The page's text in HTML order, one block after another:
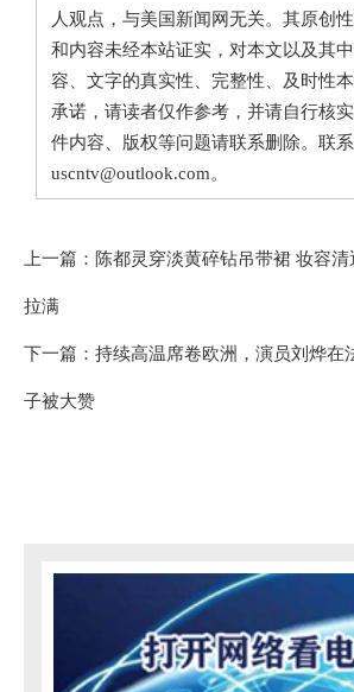
正如不少律师所说，对于高净值人
言，婚前协议并不是不相信爱情，而
业风险管理的一部分。
相比婚前协议，这场婚姻真正出圈
据多家外媒报道，婚礼现场疑似出
部照片外泄。
为了保证私密性，婚礼安保几乎做
致。报道称，现场采取了严格的手机
制度，部分区域限制电子设备使用，
人观点，与美国新闻网无关。其原创
和内容未经本站证实，对本文以及其
容、文字的真实性、完整性、及时性
承诺，请读者仅作参考，并请自行核
件内容、版权等问题请联系删除。联系
uscntv@outlook.com。
上一篇： 陈都灵穿淡黄碎钻吊带裙 妆容
拉满
下一篇： 持续高温席卷欧洲，演员刘烨在
子被大赞